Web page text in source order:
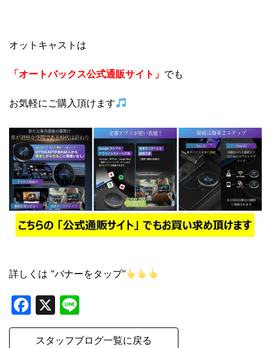
オットキャストは
「オートバックス公式通販サイト」 でも
お気軽にご購入頂けます
詳しくは ”バナーをタップ”
Facebook
X
スタッフブログ一覧に戻る